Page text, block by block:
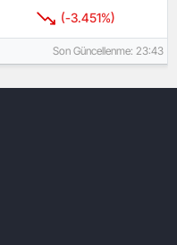
(-3.451%)
Son Güncellenme: 23:43